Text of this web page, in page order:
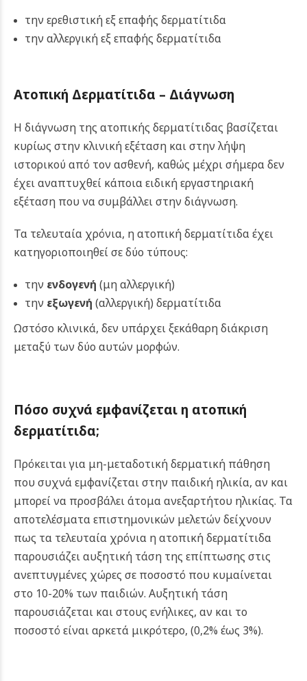
την ερεθιστική εξ επαφής δερματίτιδα
την αλλεργική εξ επαφής δερματίτιδα
Ατοπική Δερματίτιδα – Διάγνωση
Η διάγνωση της ατοπικής δερματίτιδας βασίζεται
κυρίως στην κλινική εξέταση και στην λήψη
ιστορικού από τον ασθενή, καθώς μέχρι σήμερα δεν
έχει αναπτυχθεί κάποια ειδική εργαστηριακή
εξέταση που να συμβάλλει στην διάγνωση.
Τα τελευταία χρόνια, η ατοπική δερματίτιδα έχει
κατηγοριοποιηθεί σε δύο τύπους:
την ενδογενή (μη αλλεργική)
την εξωγενή (αλλεργική) δερματίτιδα
Ωστόσο κλινικά, δεν υπάρχει ξεκάθαρη διάκριση
μεταξύ των δύο αυτών μορφών.
Πόσο συχνά εμφανίζεται η ατοπική
δερματίτιδα;
Πρόκειται για μη-μεταδοτική δερματική πάθηση
που συχνά εμφανίζεται στην παιδική ηλικία, αν και
μπορεί να προσβάλει άτομα ανεξαρτήτου ηλικίας. Τα
αποτελέσματα επιστημονικών μελετών δείχνουν
πως τα τελευταία χρόνια η ατοπική δερματίτιδα
παρουσιάζει αυξητική τάση της επίπτωσης στις
ανεπτυγμένες χώρες σε ποσοστό που κυμαίνεται
στο 10-20% των παιδιών. Αυξητική τάση
παρουσιάζεται και στους ενήλικες, αν και το
ποσοστό είναι αρκετά μικρότερο, (0,2% έως 3%).